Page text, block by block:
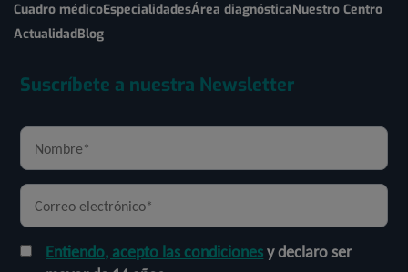
Cuadro médicoEspecialidadesÁrea diagnósticaNuestro Centro
ActualidadBlog
Suscríbete a nuestra Newsletter
Entiendo, acepto las condicionesy declaro ser